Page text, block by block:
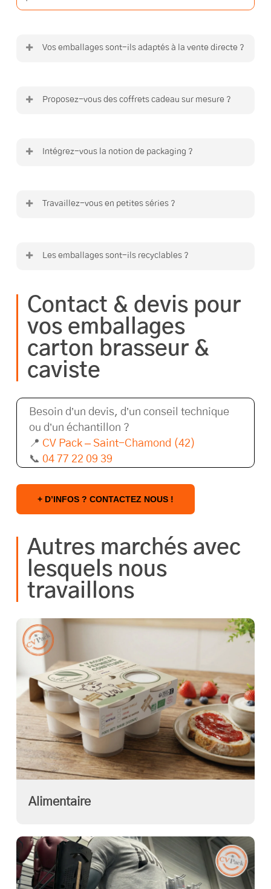
Vos emballages sont-ils adaptés à la vente directe ?
Proposez-vous des coffrets cadeau sur mesure ?
également une gamme standard pour ce
Intégrez-vous la notion de packaging ?
Travaillez-vous en petites séries ?
Les emballages sont-ils recyclables ?
recyclables et issus de filières responsables.
Contact & devis pour
vos emballages
carton brasseur &
caviste
Besoin d’un devis, d’un conseil technique
ou d’un échantillon ?
📍 CV Pack – Saint-Chamond (42)
📞04 77 22 09 39
+ D’INFOS ? CONTACTEZ NOUS !
Autres marchés avec
lesquels nous
travaillons
Alimentaire